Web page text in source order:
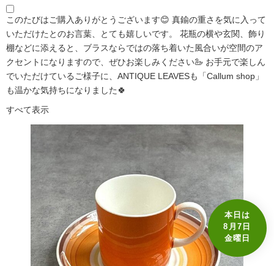
本日は
8月7日
金曜日
このたびはご購入ありがとうございます😊 真鍮の重さを気に入って
いただけたとのお言葉、とても嬉しいです。 花瓶の横や玄関、飾り
棚などに添えると、ブラスならではの落ち着いた風合いが空間のア
クセントになりますので、ぜひお楽しみください🦢 お手元で楽しん
でいただけているご様子に、ANTIQUE LEAVESも「Callum shop」
も温かな気持ちになりました🍀
すべて表示